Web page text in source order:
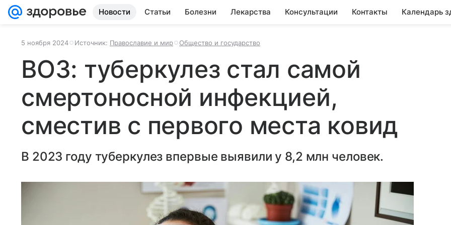
Новости Статьи Болезни Лекарства Консультации Контакты Календарь
5 ноября 2024 Источник: Православие и мир Общество и государство
ВОЗ: туберкулез стал самой
смертоносной инфекцией,
сместив с первого места ковид
В 2023 году туберкулез впервые выявили у 8,2 млн человек.